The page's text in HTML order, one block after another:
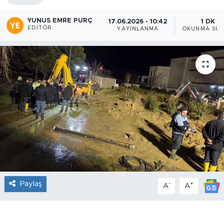
YUNUS EMRE PURÇ
EDITÖR
17.06.2026 - 10:42
YAYINLANMA
1 DK
OKUNMA
Paylaş A- A+